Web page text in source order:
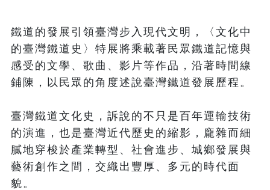
鐵道的發展引領臺灣步入現代文明，〈文化中
的臺灣鐵道史〉特展將乘載著民眾鐵道記憶與
感受的文學、歌曲、影片等作品，沿著時間線
鋪陳，以民眾的角度述說臺灣鐵道發展歷程。
臺灣鐵道文化史，訴說的不只是百年運輸技術
的演進，也是臺灣近代歷史的縮影，龐雜而細
膩地穿梭於產業轉型、社會進步、城鄉發展與
藝術創作之間，交織出豐厚、多元的時代面
貌。